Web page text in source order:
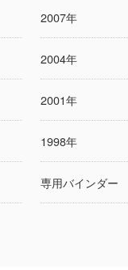
2007年
2004年
2001年
1998年
専用バインダー